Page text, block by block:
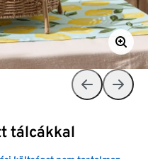
tálcákkal